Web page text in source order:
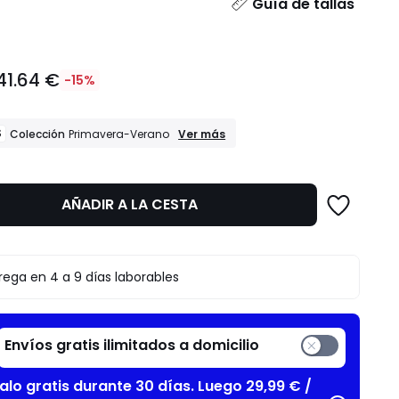
€ -15%
Colección Primavera-Verano REBAJAS
Ver más
AÑADIR A LA CESTA
en 4 a 9 días laborables
Envíos gratis ilimitados a domicilio
gratis durante 30 días. Luego 29,99 € /